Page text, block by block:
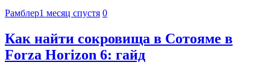
Рамблер1 месяц спустя 0
Как найти сокровища в Сотояме в
Forza Horizon 6: гайд